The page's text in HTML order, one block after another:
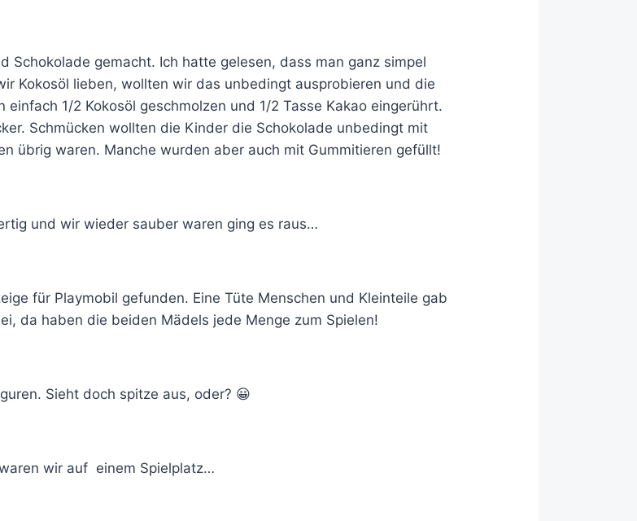
Schokolade gemacht. Ich hatte gelesen, dass man ganz simpel
Kokosöl lieben, wollten wir das unbedingt ausprobieren und die
1/2 Kokosöl geschmolzen und 1/2 Tasse Kakao eingerührt.
Schmücken wollten die Kinder die Schokolade unbedingt mit
übrig waren. Manche wurden aber auch mit Gummitieren gefüllt!
und wir wieder sauber waren ging es raus…
für Playmobil gefunden. Eine Tüte Menschen und Kleinteile gab
da haben die beiden Mädels jede Menge zum Spielen!
Sieht doch spitze aus, oder? 😀
wir auf einem Spielplatz…